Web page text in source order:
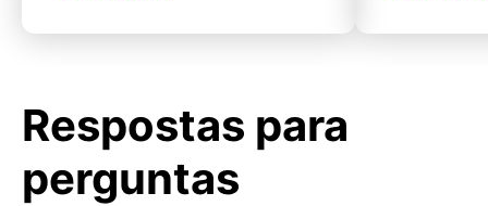
Respostas para
perguntas